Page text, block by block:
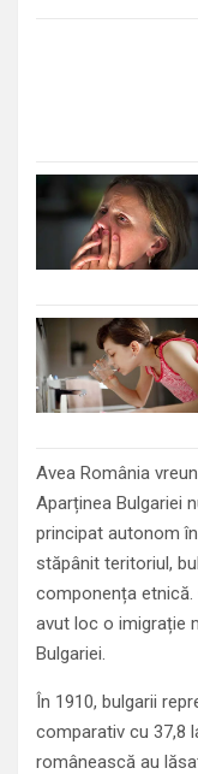
Avea România
Aparținea Bulgariei
principat autonom
stăpânit teritoriul,
componența
avut loc o imigrație
Bulgariei.
În 1910, bulgarii
comparativ cu 37,8
românească au